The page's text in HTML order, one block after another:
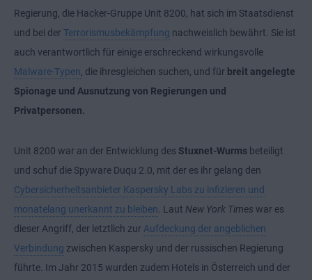
Regierung, die Hacker-Gruppe Unit 8200, hat sich im Staatsdienst
und bei der Terrorismusbekämpfung nachweislich bewährt. Sie ist
auch verantwortlich für einige erschreckend wirkungsvolle
Malware-Typen , die ihresgleichen suchen, und für breit angelegte
Spionage und Ausnutzung von Regierungen und
Privatpersonen.
Unit 8200 war an der Entwicklung des Stuxnet-Wurms beteiligt
und schuf die Spyware Duqu 2.0, mit der es ihr gelang den
Cybersicherheitsanbieter Kaspersky Labs zu infizieren und
monatelang unerkannt zu bleiben . Laut New York Times war es
dieser Angriff, der letztlich zur Aufdeckung der angeblichen
Verbindung zwischen Kaspersky und der russischen Regierung
führte. Im Jahr 2015 wurden zudem Hotels in Österreich und der